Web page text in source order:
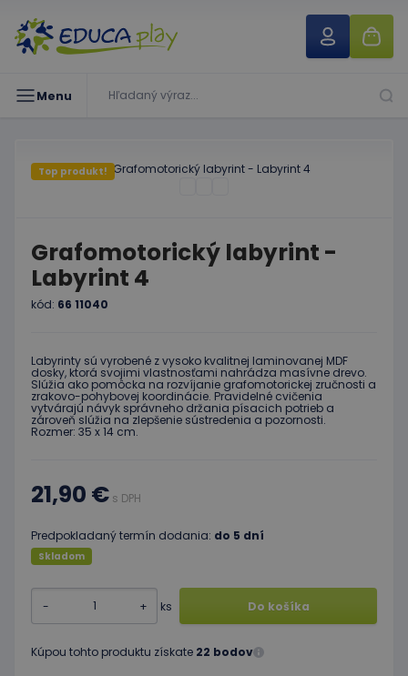
Menu
Top produkt!
Grafomotorický labyrint -
Labyrint 4
kód: 66 11040
Labyrinty sú vyrobené z vysoko kvalitnej laminovanej MDF
dosky, ktorá svojimi vlastnosťami nahrádza masívne drevo.
Slúžia ako pomôcka na rozvíjanie grafomotorickej zručnosti a
zrakovo-pohybovej koordinácie. Pravidelné cvičenia
vytvárajú návyk správneho držania písacich potrieb a
zároveň slúžia na zlepšenie sústredenia a pozornosti.
Rozmer: 35 x 14 cm.
21,90 € s DPH
Predpokladaný termín dodania: do 5 dní
Skladom
- + ks Do košíka
Kúpou tohto produktu získate 22 bodov